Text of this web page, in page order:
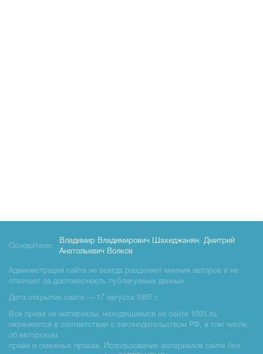
Основатели:
Владимир Владимирович Шахиджанян, Дмитрий
Анатольевич Волков
Администрация сайта не всегда разделяет мнения авторов и не
отвечает за достоверность публикуемых данных.
Дата открытия сайта — 17 августа 1997 г.
Все права на материалы, находящиемся на сайте 1001.ru,
охраняются в соответствии с законодательством РФ, в том числе,
об авторском
праве и смежных правах. Использование материалов сайте без